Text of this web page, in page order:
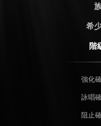
希
階
強化
詠唱
阻止